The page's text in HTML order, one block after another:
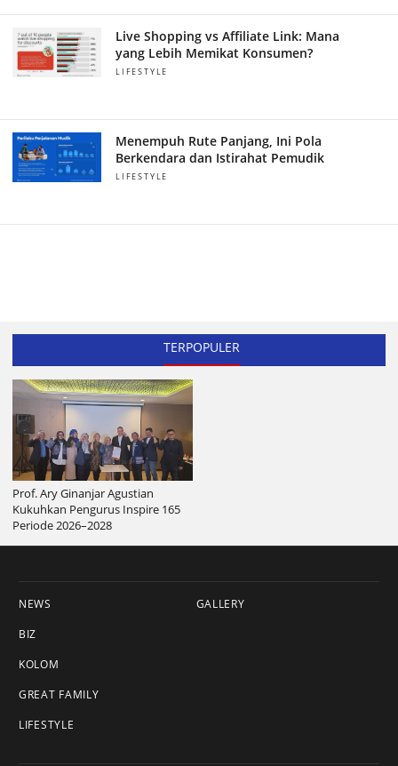
Live Shopping vs Affiliate Link: Mana
yang Lebih Memikat Konsumen?
LIFESTYLE
Menempuh Rute Panjang, Ini Pola
Berkendara dan Istirahat Pemudik
LIFESTYLE
TERPOPULER
Prof. Ary Ginanjar Agustian
Kukuhkan Pengurus Inspire 165
Periode 2026–2028
NEWS
BIZ
KOLOM
GREAT FAMILY
LIFESTYLE
GALLERY